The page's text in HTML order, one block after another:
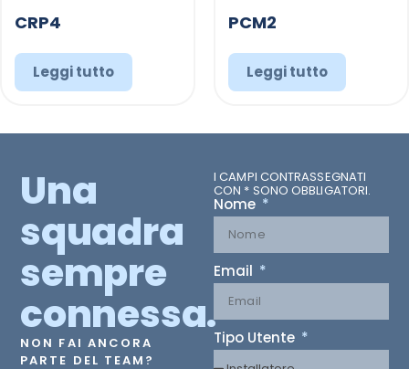
CRP4
Leggi tutto
PCM2
Leggi tutto
Una
squadra
sempre
connessa.
NON FAI ANCORA
PARTE DEL TEAM?
I CAMPI CONTRASSEGNATI
CON * SONO OBBLIGATORI.
Nome
Email
Tipo Utente